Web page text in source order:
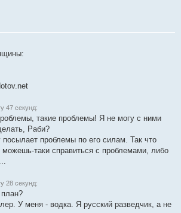
сообщение
47 секунд:
такие проблемы! Я не могу с ними
Раби?
проблемы по его силам. Так что
таки справиться с проблемами, либо
28 секунд:
У меня - водка. Я русский разведчик, а не